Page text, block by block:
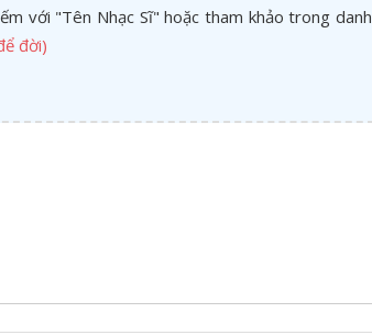
với "Tên Nhạc Sĩ" hoặc tham khảo trong danh
đời)